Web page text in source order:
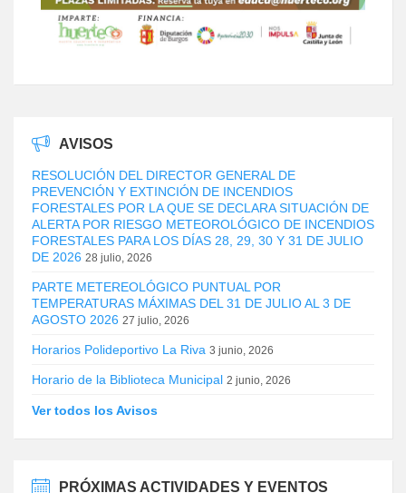
AVISOS
RESOLUCIÓN DEL DIRECTOR GENERAL DE
PREVENCIÓN Y EXTINCIÓN DE INCENDIOS
FORESTALES POR LA QUE SE DECLARA SITUACIÓN DE
ALERTA POR RIESGO METEOROLÓGICO DE INCENDIOS
FORESTALES PARA LOS DÍAS 28, 29, 30 Y 31 DE JULIO
DE 2026 28 julio, 2026
PARTE METEREOLÓGICO PUNTUAL POR
TEMPERATURAS MÁXIMAS DEL 31 DE JULIO AL 3 DE
AGOSTO 2026 27 julio, 2026
Horarios Polideportivo La Riva 3 junio, 2026
Horario de la Biblioteca Municipal 2 junio, 2026
Ver todos los Avisos
PRÓXIMAS ACTIVIDADES Y EVENTOS